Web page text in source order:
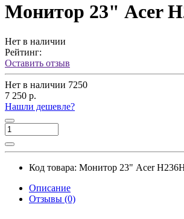
Монитор 23" Acer
Нет в наличии
Рейтинг:
Оставить отзыв
Нет в наличии 7250
7 250 р.
Нашли дешевле?
Код товара: Монитор 23" Acer
Описание
Отзывы (0)